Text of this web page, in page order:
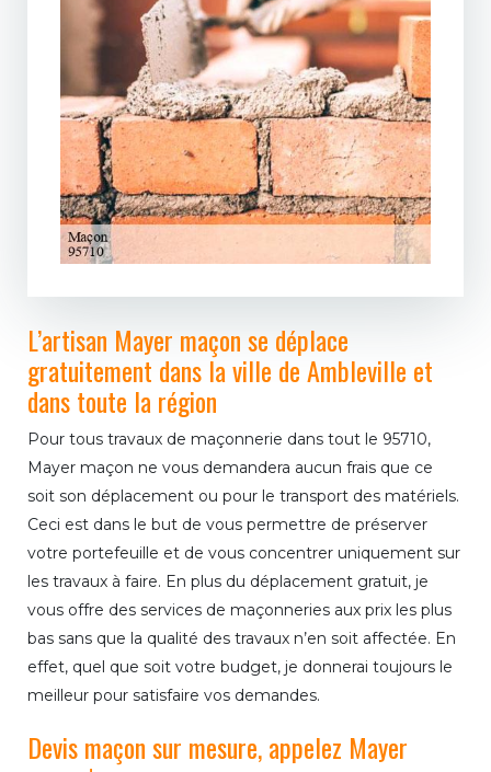
L’artisan Mayer maçon se déplace
gratuitement dans la ville de Ambleville et
dans toute la région
Pour tous travaux de maçonnerie dans tout le 95710,
Mayer maçon ne vous demandera aucun frais que ce
soit son déplacement ou pour le transport des matériels.
Ceci est dans le but de vous permettre de préserver
votre portefeuille et de vous concentrer uniquement sur
les travaux à faire. En plus du déplacement gratuit, je
vous offre des services de maçonneries aux prix les plus
bas sans que la qualité des travaux n’en soit affectée. En
effet, quel que soit votre budget, je donnerai toujours le
meilleur pour satisfaire vos demandes.
Devis maçon sur mesure, appelez Mayer